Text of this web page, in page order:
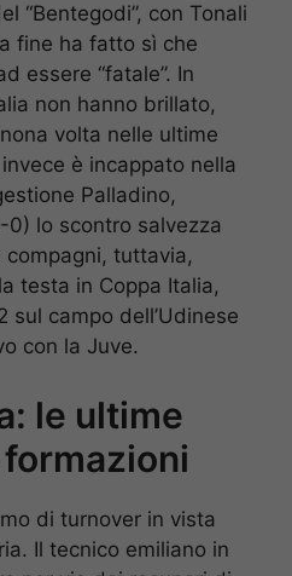
“Bentegodi”, con Tonali
fine ha fatto sì che
essere “fatale”. In
non hanno brillato,
volta nelle ultime
è incappato nella
Palladino,
0) lo scontro salvezza
compagni, tuttavia,
testa in Coppa Italia,
campo dell’Udinese
con la Juve.
le ultime
di turnover in vista
Il tecnico emiliano in